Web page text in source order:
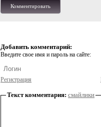
Комментировать
Добавить комментарий:
Введите свое имя и пароль на сайте:
Регистрация
Текст комментария: смайлики